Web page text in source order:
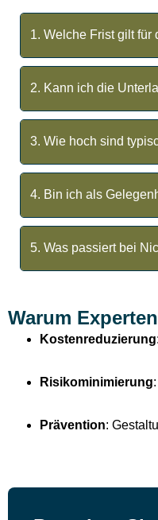
1. Welche Frist gilt für
Es gilt die Frist im
Stunden.
2. Kann ich die
Davon raten wir ab!
unberechtigten
3. Wie hoch sind
Der Verband fordert
4. Bin ich als
Ab4-5 Fahrzeugen/
300/16). Wir prüfen
5. Was passiert bei
Warum
Kostenreduzierung
Risikominimierung
Prävention: